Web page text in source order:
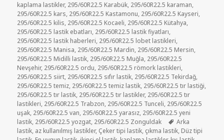
kaplama lastikler, 295/60R22.5 Karabük, 295/60R22.5 karaman,
295/60R22.5 kars, 295/60R22.5 Kastamonu, 295/60R22.5 Kayseri,
295/60R22.5 kilis, 295/60R22.5 Kocaeli, 295/60R22.5 Kütahya,
295/60R22.5 lastik ebatları, 295/60R22.5 lastik fiyatları,
295/60R22.5 lastik haberleri, 295/60R22.5 lobet lastikleri,
295/60R22.5 Manisa, 295/60R22.5 Mardin, 295/60R22.5 Mersin,
295/60R22.5 Midilli lastik, 295/60R22.5 Muğla, 295/60R22.5
Nevşehir, 295/60R22.5 ordu, 295/60R22.5 römork lastikleri,
295/60R22.5 siirt, 295/60R22.5 sıfır lastik, 295/60R22.5 Tekirdağ,
295/60R22.5 temiz, 295/60R22.5 temiz lastik, 295/60R22.5 tır lastiği,
295/60R22.5 tır lastik, 295/60R22.5 tır lastikler, 295/60R22.5 tır
lastikleri, 295/60R22.5 Trabzon, 295/60R22.5 Tunceli, 295/60R22.5
uşak, 295/60R22.5 van, 295/60R22.5 yarasız, 295/60R22.5 yeni
lastik, 295/60R22.5 yozgat, 295/60R22.5 Zonguldak Etiketler
Arka
lastik, az kullanılmış lastikler, Çeker tipi lastik, çıkma lastik, Düz tipi